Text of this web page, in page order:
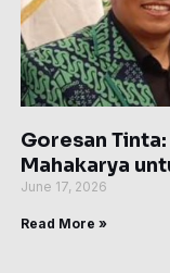
Goresan
Mahakarya
June 17, 2026
Read More »